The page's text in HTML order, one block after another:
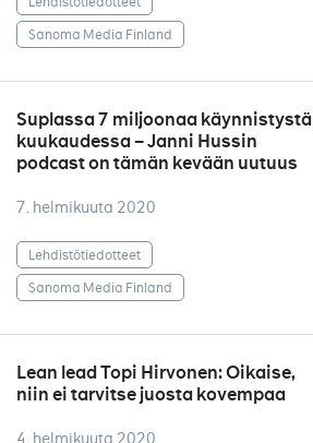
Sanoma Media Finland
Suplassa 7 miljoonaa käynnistystä
kuukaudessa – Janni Hussin
podcast on tämän kevään uutuus
7. helmikuuta 2020
Lehdistötiedotteet
Sanoma Media Finland
Lean lead Topi Hirvonen: Oikaise,
niin ei tarvitse juosta kovempaa
4. helmikuuta 2020